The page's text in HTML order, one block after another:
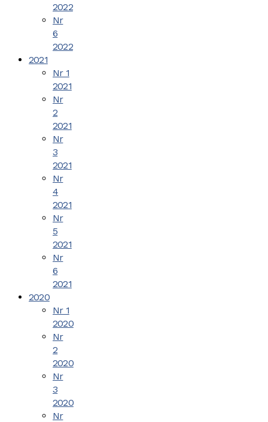
2022
Nr
6
2022
2021
Nr 1
2021
Nr
2
2021
Nr
3
2021
Nr
4
2021
Nr
5
2021
Nr
6
2021
2020
Nr 1
2020
Nr
2
2020
Nr
3
2020
Nr